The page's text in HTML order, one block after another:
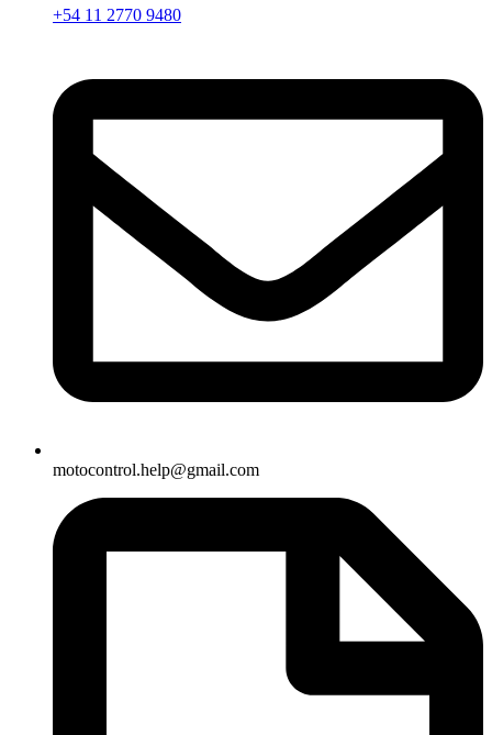
+54 11 2770 9480
motocontrol.help@gmail.com